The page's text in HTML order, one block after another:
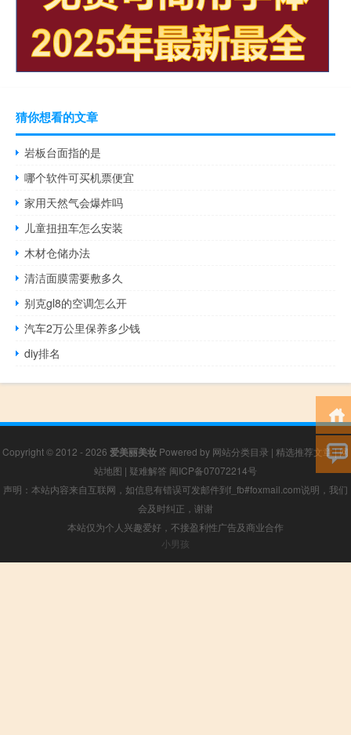
猜你想看的文章
岩板台面指的是
哪个软件可买机票便宜
家用天然气会爆炸吗
儿童扭扭车怎么安装
木材仓储办法
清洁面膜需要敷多久
别克gl8的空调怎么开
汽车2万公里保养多少钱
diy排名
Copyright © 2012 - 2026 爱美丽美妆 Powered by 网站分类目录 | 精选推荐文章|网
站地图 | 疑难解答 闽ICP备07072214号
声明：本站内容来自互联网，如信息有错误可发邮件到f_fb#foxmail.com说明，我们
会及时纠正，谢谢
本站仅为个人兴趣爱好，不接盈利性广告及商业合作
小男孩